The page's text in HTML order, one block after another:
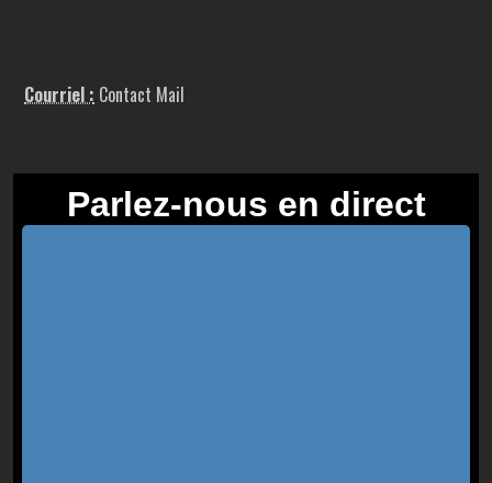
Courriel : Contact Mail